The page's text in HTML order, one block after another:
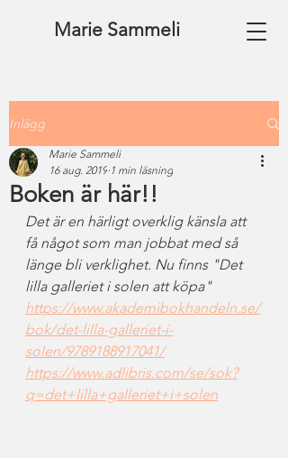
Marie Sammeli
Inlägg
Boken är här!!
Marie Sammeli
16 aug. 2019 1 min läsning
Det är en härligt overklig känsla att
få något som man jobbat med så
länge bli verklighet. Nu finns "Det
lilla galleriet i solen att köpa"
https://www.akademibokhandeln.se/
bok/det-lilla-galleriet-i-
solen/9789188917041/
https://www.adlibris.com/se/sok?
q=det+lilla+galleriet+i+solen